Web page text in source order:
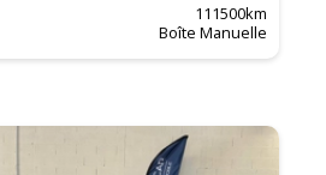
111500km
Boîte Manuelle